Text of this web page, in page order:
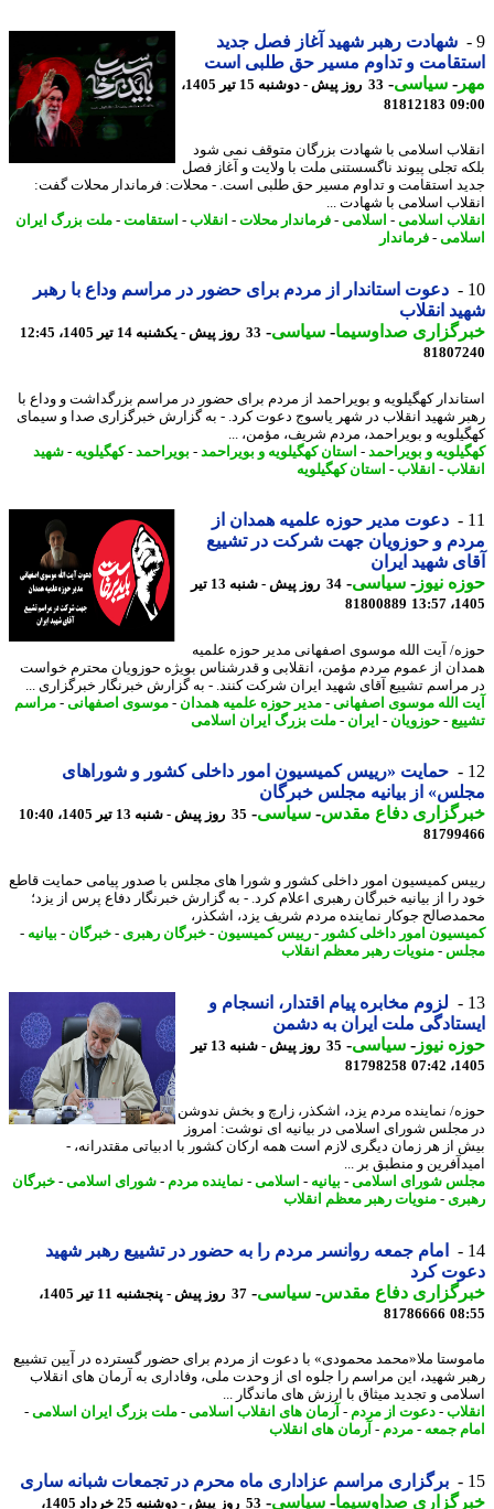
شهادت رهبر شهید آغاز فصل جدید
و تداوم مسیر حق طلبی است
-سیاسی-
33 روز پیش - دوشنبه 15 تیر 1405،
81812183
اسلامی با شهادت بزرگان متوقف نمی شود
تجلی پیوند ناگسستنی ملت با ولایت و آغاز فصل
استقامت و تداوم مسیر حق طلبی است. - محلات: فرماندار محلات گفت:
اسلامی با شهادت ...
اسلامی-اسلامی-فرماندار محلات-انقلاب-استقامت-ملت بزرگ ایران
-فرماندار
دعوت استاندار از مردم برای حضور در مراسم وداع با رهبر
انقلاب
صداوسیما-سیاسی-33 روز پیش - یکشنبه 14 تیر 1405، 12:45
کهگیلویه و بویراحمد از مردم برای حضور در مراسم بزرگداشت و وداع با
شهید انقلاب در شهر یاسوج دعوت کرد. - به گزارش خبرگزاری صدا و سیمای
و بویراحمد، مردم شریف، مؤمن، ...
و بویراحمد -استان کهگیلویه و بویراحمد -بویراحمد -کهگیلویه-شهید
-انقلاب-استان کهگیلویه
دعوت مدیر حوزه علمیه همدان از
و حوزویان جهت شرکت در تشییع
شهید ایران
نیوز-سیاسی-
34 روز پیش - شنبه 13 تیر
81800889
آیت الله موسوی اصفهانی مدیر حوزه علمیه
از عموم مردم مؤمن، انقلابی و قدرشناس بویژه حوزویان محترم خواست
تشییع آقای شهید ایران شرکت کنند. - به گزارش خبرنگار خبرگزاری ...
الله موسوی اصفهانی-مدیر حوزه علمیه همدان- موسوی اصفهانی-مراسم
-حوزویان -ایران - ملت بزرگ ایران اسلامی
حمایت «رییس کمیسیون امور داخلی کشور و شوراهای
از بیانیه مجلس خبرگان
دفاع مقدس-سیاسی-35 روز پیش - شنبه 13 تیر 1405، 10:40
کمیسیون امور داخلی کشور و شورا های مجلس با صدور پیامی حمایت قاطع
را از بیانیه خبرگان رهبری اعلام کرد. - به گزارش خبرنگار دفاع پرس از یزد؛
جوکار نماینده مردم شریف یزد، اشکذر،
امور داخلی کشور-رییس کمیسیون-خبرگان رهبری- خبرگان -بیانیه-
-منویات رهبر معظم انقلاب
لزوم مخابره پیام اقتدار، انسجام و
ملت ایران به دشمن
نیوز-سیاسی-
35 روز پیش - شنبه 13 تیر
81798258
نماینده مردم یزد، اشکذر، زارچ و بخش ندوشن
شورای اسلامی در بیانیه ای نوشت: امروز
از هر زمان دیگری لازم است همه ارکان کشور با ادبیاتی مقتدرانه، -
و منطبق بر ...
شورای اسلامی-بیانیه-اسلامی-نماینده مردم- شورای اسلامی-خبرگان
- منویات رهبر معظم انقلاب
امام جمعه روانسر مردم را به حضور در تشییع رهبر شهید
کرد
دفاع مقدس-سیاسی-
37 روز پیش - پنجشنبه 11 تیر 1405،
81786666
ملا«محمد محمودی» با دعوت از مردم برای حضور گسترده در آیین تشییع
شهید، این مراسم را جلوه ای از وحدت ملی، وفاداری به آرمان های انقلاب
و تجدید میثاق با ارزش های ماندگار ...
-دعوت از مردم- آرمان های انقلاب اسلامی-ملت بزرگ ایران اسلامی-
جمعه-مردم- آرمان های انقلاب
برگزاری مراسم عزاداری ماه محرم در تجمعات شبانه ساری
صداوسیما-سیاسی- 53 روز پیش - دوشنبه 25 خرداد 1405،